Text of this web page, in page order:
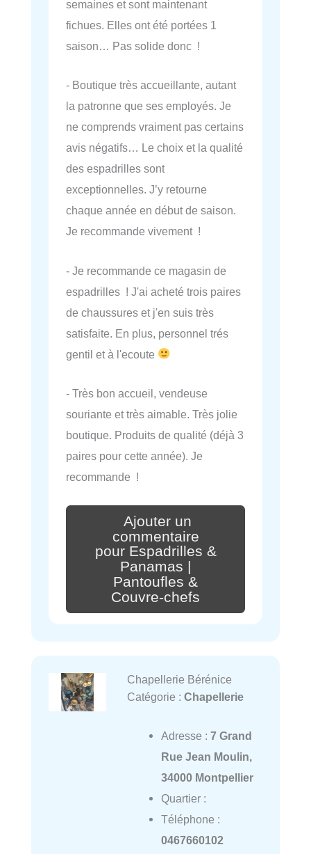
semaines et sont maintenant
fichues. Elles ont été portées 1
saison… Pas solide donc !
- Boutique très accueillante, autant
la patronne que ses employés. Je
ne comprends vraiment pas certains
avis négatifs… Le choix et la qualité
des espadrilles sont
exceptionnelles. J’y retourne
chaque année en début de saison.
Je recommande vivement !
- Je recommande ce magasin de
espadrilles ! J'ai acheté trois paires
de chaussures et j'en suis très
satisfaite. En plus, personnel trés
gentil et à l'ecoute
- Très bon accueil, vendeuse
souriante et très aimable. Très jolie
boutique. Produits de qualité (déjà 3
paires pour cette année). Je
recommande !
Ajouter un
commentaire
pour Espadrilles &
Panamas |
Pantoufles &
Couvre-chefs
Chapellerie Bérénice
Catégorie : Chapellerie
Adresse : 7 Grand
Rue Jean Moulin,
34000 Montpellier
Quartier :
Téléphone :
0467660102